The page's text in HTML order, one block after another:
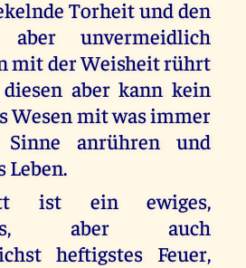
Torheit und den
aber unvermeidlich
mit der Weisheit rührt
aber kann kein
Wesen mit was immer
anrühren und
Leben.
ist ein ewiges,
aber auch
heftigstes Feuer,